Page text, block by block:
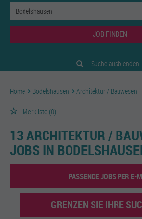
JOB FINDEN
Suche ausblenden
Home Bodelshausen Architektur / Bauwesen
Merkliste (0)
13 ARCHITEKTUR /
JOBS IN
PASSENDE JOBS PER E-
GRENZEN SIE IHRE